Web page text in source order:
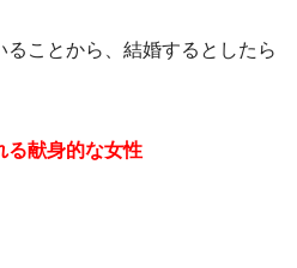
ことから、結婚するとしたら
る献身的な女性